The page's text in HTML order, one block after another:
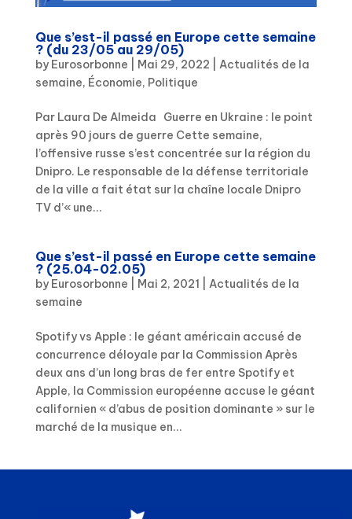
Que s’est-il passé en Europe cette semaine
? (du 23/05 au 29/05)
by Eurosorbonne Mai 29, 2022
Actualités de la
semaine, Économie, Politique
Par Laura De Almeida Guerre en Ukraine : le point
après 90 jours de guerre Cette semaine,
l’offensive russe s’est concentrée sur la région du
Dnipro. Le responsable de la défense territoriale
de la ville a fait état sur la chaîne locale Dnipro
TV d’« une...
Que s’est-il passé en Europe cette semaine
? (25.04-02.05)
by Eurosorbonne Mai 2, 2021
Actualités de la
semaine
Spotify vs Apple : le géant américain accusé de
concurrence déloyale par la Commission Après
deux ans d’un long bras de fer entre Spotify et
Apple, la Commission européenne accuse le géant
californien « d’abus de position dominante » sur le
marché de la musique en...